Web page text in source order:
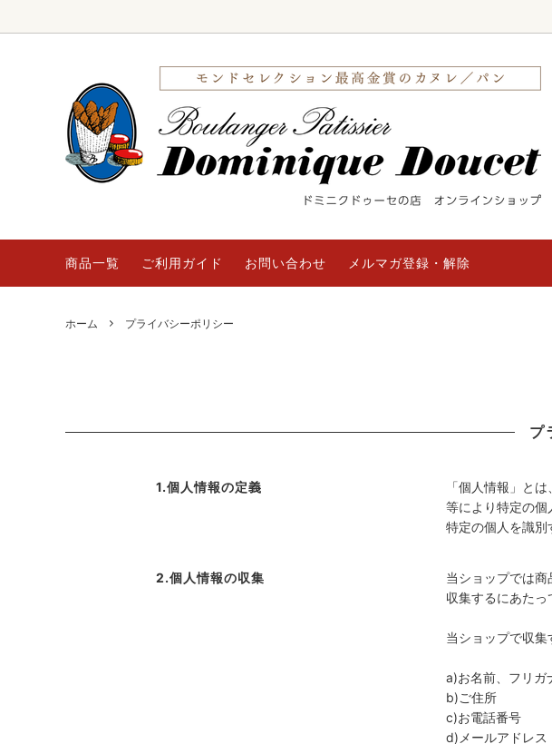
最高金賞カヌレ TVチャンピオンのパン
ドリア／キッシュ ケーキ／タルト
キャンペーン実施中 おすすめ商品
冷凍商品 サブレ缶特集
商品一覧 ご利用ガイド お問い合わせ メルマガ登録・解除
ホーム プライバシーポリシー
プ
1.個人情報の定義
「個人情報」と
等により特定の個
特定の個人を識別
2.個人情報の収集
当ショップでは商
収集するにあたっ
当ショップで収集
a)お名前、フリガ
b)ご住所
c)お電話番号
d)メールアドレス